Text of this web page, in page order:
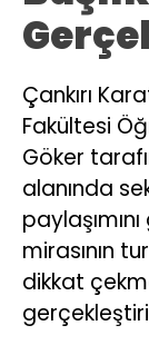
Çankırı
Fakültesi
Göker
alanında
mirasının
dikkat